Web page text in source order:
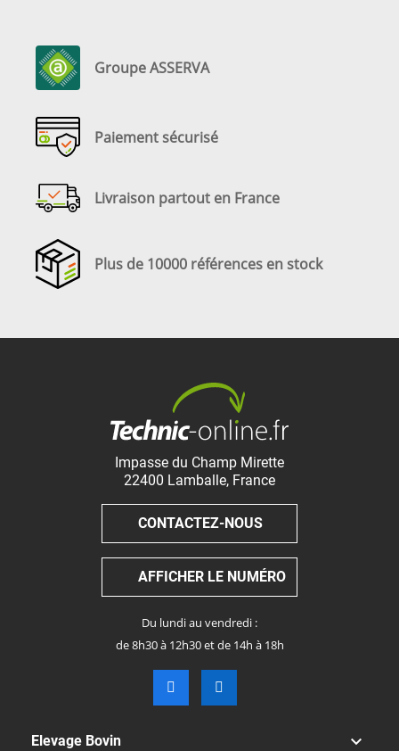
Groupe ASSERVA
Paiement sécurisé
Livraison partout en France
Plus de 10000 références en stock
Impasse du Champ Mirette
22400 Lamballe, France
CONTACTEZ-NOUS
AFFICHER LE NUMÉRO
Du lundi au vendredi :
de 8h30 à 12h30 et de 14h à 18h
Elevage Bovin 